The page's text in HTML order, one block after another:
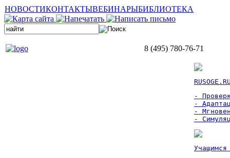
НОВОСТИКОНТАКТЫВЕБИНАРЫБИБЛИОТЕКА
8 (495) 780-76-71
-
-
-
-